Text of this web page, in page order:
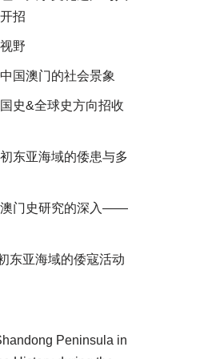
招
野
国澳门的社会景象
史&全球史方向招收
东亚海域的倭患与多
澳门史研究的深入——
东亚海域的倭寇活动
Peninsula in